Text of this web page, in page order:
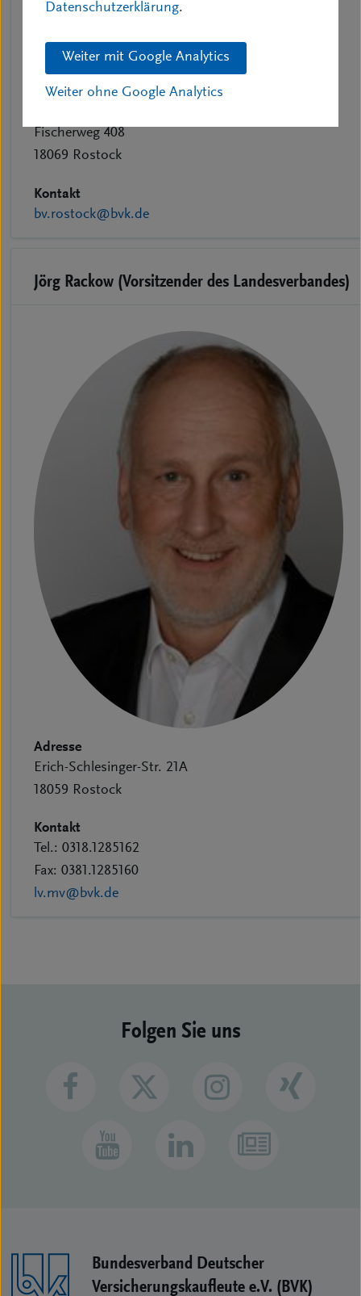
Datenschutzerklärung.
Weiter mit Google Analytics
Weiter ohne Google Analytics
Fischerweg 408
18069 Rostock
Kontakt
bv.rostock@bvk.de
Jörg Rackow (Vorsitzender des Landesverbandes)
Adresse
Erich-Schlesinger-Str. 21A
18059 Rostock
Kontakt
Tel.: 0318.1285162
Fax: 0381.1285160
lv.mv@bvk.de
Folgen Sie uns
Bundesverband Deutscher
Versicherungs­kaufleute e.V. (BVK)